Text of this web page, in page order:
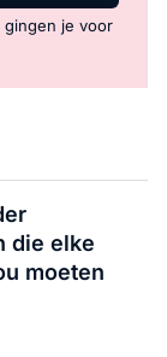
gingen je voor
die elke
moeten